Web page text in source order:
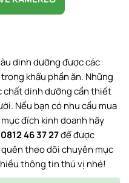
dinh dưỡng được các
khẩu phần ăn. Những
chất dinh dưỡng cần thiết
Nếu bạn có nhu cầu mua
đích kinh doanh hãy
0812 46 37 27để được
theo dõi chuyên mục
thông tin thú vị nhé!